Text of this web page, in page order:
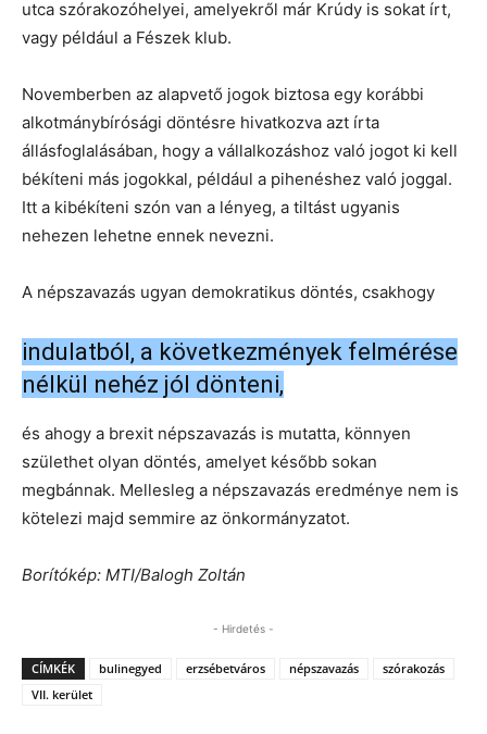
utca szórakozóhelyei, amelyekről már Krúdy is sokat írt,
vagy például a Fészek klub.
Novemberben az alapvető jogok biztosa egy korábbi
alkotmánybírósági döntésre hivatkozva azt írta
állásfoglalásában, hogy a vállalkozáshoz való jogot ki kell
békíteni más jogokkal, például a pihenéshez való joggal.
Itt a kibékíteni szón van a lényeg, a tiltást ugyanis
nehezen lehetne ennek nevezni.
A népszavazás ugyan demokratikus döntés, csakhogy
indulatból, a következmények felmérése
nélkül nehéz jól dönteni,
és ahogy a brexit népszavazás is mutatta, könnyen
születhet olyan döntés, amelyet később sokan
megbánnak. Mellesleg a népszavazás eredménye nem is
kötelezi majd semmire az önkormányzatot.
Borítókép: MTI/Balogh Zoltán
- Hirdetés -
CÍMKÉK bulinegyed erzsébetváros népszavazás
szórakozás
VII. kerület